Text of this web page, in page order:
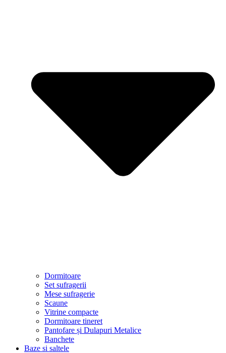
Dormitoare
Set sufragerii
Mese sufragerie
Scaune
Vitrine compacte
Dormitoare tineret
Pantofare și Dulapuri Metalice
Banchete
Baze si saltele